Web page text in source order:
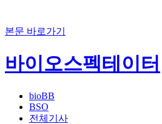
본문 바로가기
바이오스펙테이터
bioBB
BSO
전체기사